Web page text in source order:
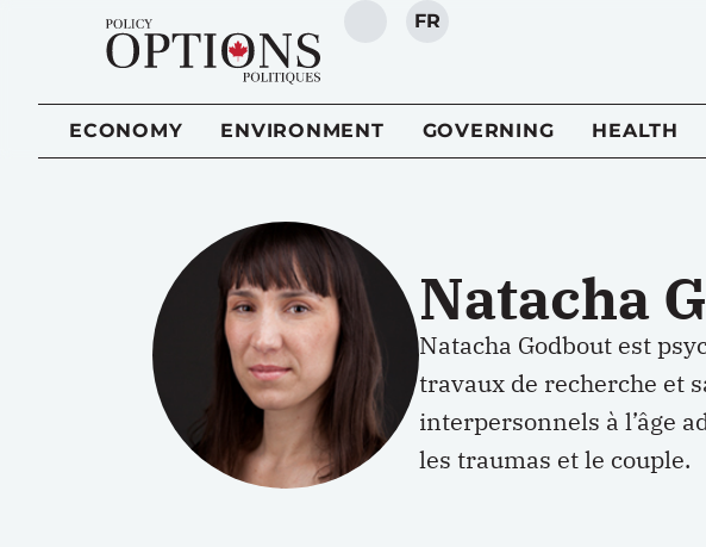
SEARCH
FR
ECONOMY ENVIRONMENT GOVERNING HEALTH
Natacha
Natacha Godbout est
travaux de recherche et
interpersonnels à l’âge
les traumas et le couple.